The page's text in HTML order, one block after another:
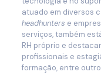
atuado em diversos
headhunters e
serviços, também
RH próprio e
profissionais e
formação, entre